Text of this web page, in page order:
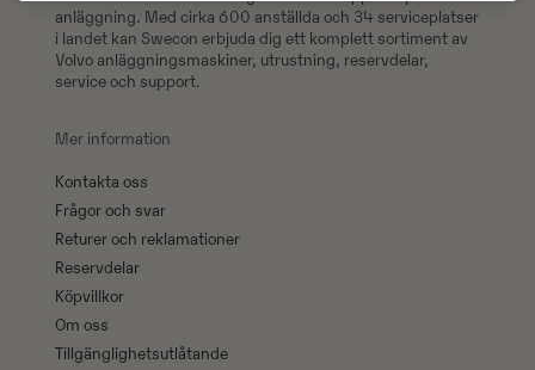
anläggning. Med cirka 600 anställda och 34 serviceplatser
i landet kan Swecon erbjuda dig ett komplett sortiment av
Volvo anläggningsmaskiner, utrustning, reservdelar,
service och support.
Mer information
Kontakta oss
Frågor och svar
Returer och reklamationer
Reservdelar
Köpvillkor
Om oss
Tillgänglighetsutlåtande